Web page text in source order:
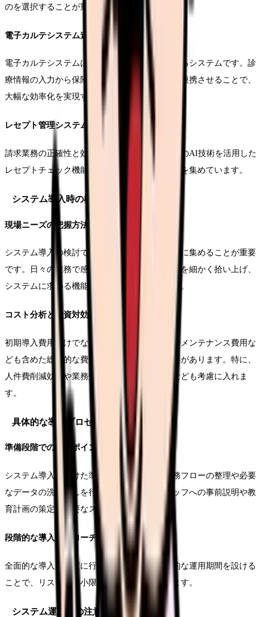
のを選択することが重要です。
電子カルテシステム連携
電子カルテシステムは医療事務効率化の要となるシステムです。診
療情報の入力から保険請求までをシームレスに連携させることで、
大幅な効率化を実現することができます。
レセプト管理システム
請求業務の正確性と効率性を高めるため、最新のAI技術を活用した
レセプトチェック機能を備えたシステムが注目を集めています。
システム導入時の検討事項
現場ニーズの把握方法
システム導入の検討では、まず現場の声を丁寧に集めることが重要
です。日々の業務で感じている課題や改善要望を細かく拾い上げ、
システムに求める機能として整理していきます。
コスト分析と投資対効果
初期導入費用だけでなく、ランニングコストやメンテナンス費用な
ども含めた総合的な費用対効果を検討する必要があります。特に、
人件費削減効果や業務効率化による収益向上なども考慮に入れま
す。
具体的な導入プロセス
準備段階での重要ポイント
システム導入に向けた準備として、現行の業務フローの整理や必要
なデータの洗い出しを行います。また、スタッフへの事前説明や教
育計画の策定も重要なステップとなります。
段階的な導入アプローチ
全面的な導入を一度に行うのではなく、試験的な運用期間を設ける
ことで、リスクを最小限に抑えることができます。
システム運用上の注意点